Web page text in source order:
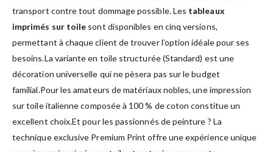
transport contre tout dommage possible. Les tableaux
imprimés sur toile sont disponibles en cinq versions,
permettant à chaque client de trouver l’option idéale pour ses
besoins.La variante en toile structurée (Standard) est une
décoration universelle qui ne pèsera pas sur le budget
familial.Pour les amateurs de matériaux nobles, une impression
sur toile italienne composée à 100 % de coton constitue un
excellent choix.Et pour les passionnés de peinture ? La
technique exclusive Premium Print offre une expérience unique